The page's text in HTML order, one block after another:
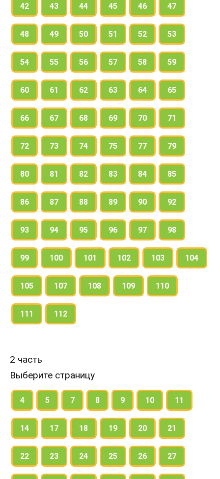
42 43 44 45 46 47
48 49 50 51 52 53
54 55 56 57 58 59
60 61 62 63 64 65
66 67 68 69 70 71
72 73 74 75 77 79
80 81 82 83 84 85
86 87 88 89 90 92
93 94 95 96 97 98
99 100 101 102 103 104
105 107 108 109 110
111 112
2 часть
Выберите страницу
4 5 7 8 9 10 11
14 17 18 19 20 21
22 23 24 25 26 27